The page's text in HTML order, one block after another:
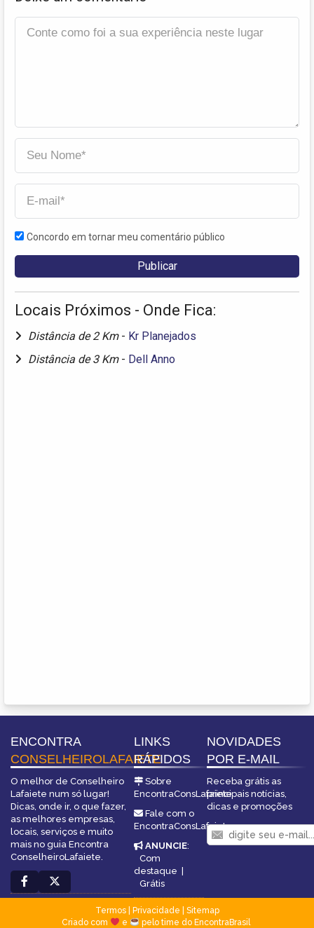
Concordo em tornar meu comentário público
Locais Próximos - Onde Fica:
Distância de 2 Km - Kr Planejados
Distância de 3 Km - Dell Anno
ENCONTRA
CONSELHEIROLAFAIETE
O melhor de Conselheiro
Lafaiete num só lugar!
Dicas, onde ir, o que fazer,
as melhores empresas,
locais, serviços e muito
mais no guia Encontra
ConselheiroLafaiete.
LINKS
RÁPIDOS
Sobre
EncontraConsLafaiete
Fale com o
EncontraConsLafaiete
ANUNCIE:
Com
destaque |
Grátis
NOVIDADES
POR E-MAIL
Receba grátis as
principais notícias,
dicas e promoções
Termos| Privacidade
Sitemap
Criado com
e pelo time do EncontraBrasil